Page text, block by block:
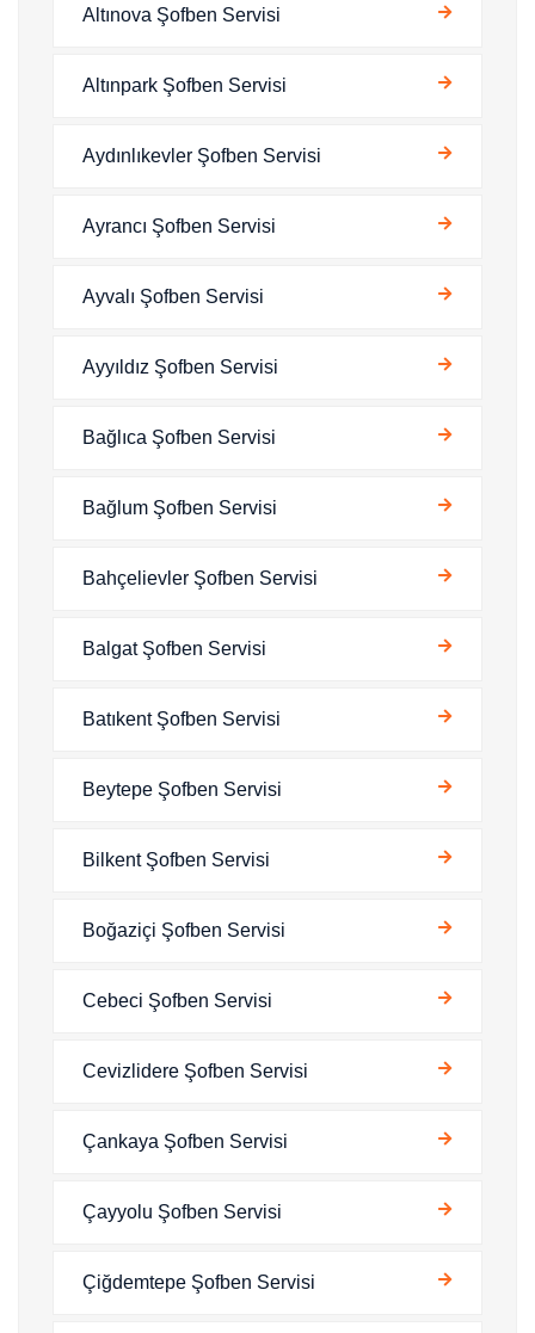
Altınova Şofben Servisi
Altınpark Şofben Servisi
Aydınlıkevler Şofben Servisi
Ayrancı Şofben Servisi
Ayvalı Şofben Servisi
Ayyıldız Şofben Servisi
Bağlıca Şofben Servisi
Bağlum Şofben Servisi
Bahçelievler Şofben Servisi
Balgat Şofben Servisi
Batıkent Şofben Servisi
Beytepe Şofben Servisi
Bilkent Şofben Servisi
Boğaziçi Şofben Servisi
Cebeci Şofben Servisi
Cevizlidere Şofben Servisi
Çankaya Şofben Servisi
Çayyolu Şofben Servisi
Çiğdemtepe Şofben Servisi